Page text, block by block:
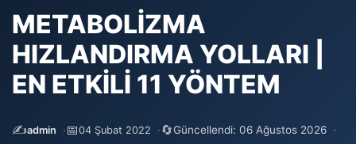
METABOLİZMA
HIZLANDIRMA YOLLARI |
EN ETKİLİ 11 YÖNTEM
✍️admin 📅04 Şubat 2022 🔄Güncellendi: 06 Ağustos 2026